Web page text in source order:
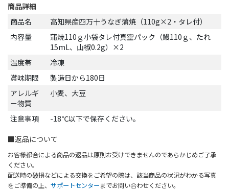
商品詳細
商品名
高知県産四万十うなぎ蒲焼（110g×2・タレ付）
内容量
蒲焼110ｇ小袋タレ付真空パック（鰻110ｇ、たれ
15mL、山椒0.2g）×2
温度帯
冷凍
賞味期限
製造日から180日
アレルギ
ー物質
小麦、大豆
注意事項
-18℃以下で保存ください。
■返品について
お客様都合による商品の返品は原則お受けできませんのであらかじめご了承
ください。
配送時の破損などによる交換をご希望の際は、該当商品の状況がわかる写真
をご準備の上、 サポートセンターまでお問い合わせください。